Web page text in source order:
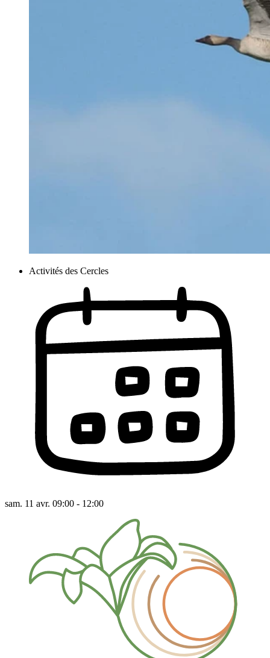
Activités des Cercles
sam. 11 avr. 09:00 - 12:00